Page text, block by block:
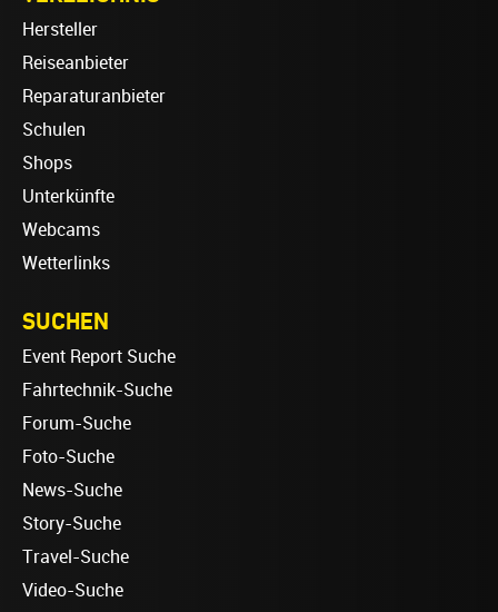
Hersteller
Reiseanbieter
Reparaturanbieter
Schulen
Shops
Unterkünfte
Webcams
Wetterlinks
SUCHEN
Event Report Suche
Fahrtechnik-Suche
Forum-Suche
Foto-Suche
News-Suche
Story-Suche
Travel-Suche
Video-Suche